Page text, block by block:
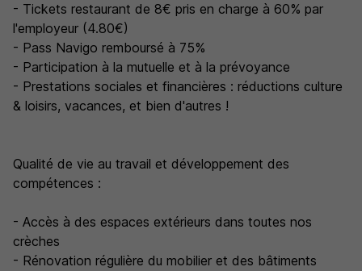
- Tickets restaurant de 8€ pris en charge à 60% par
l'employeur (4.80€)
- Pass Navigo remboursé à 75%
- Participation à la mutuelle et à la prévoyance
- Prestations sociales et financières : réductions culture
& loisirs, vacances, et bien d'autres !
Qualité de vie au travail et développement des
compétences :
- Accès à des espaces extérieurs dans toutes nos
crèches
- Rénovation régulière du mobilier et des bâtiments